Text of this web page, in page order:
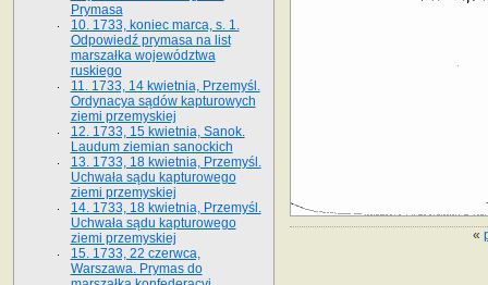
«
Prymasa
10. 1733, koniec marca, s. 1.
Odpowiedź prymasa na list
marszałka województwa
ruskiego
11. 1733, 14 kwietnia, Przemyśl.
Ordynacya sądów kapturowych
ziemi przemyskiej
12. 1733, 15 kwietnia, Sanok.
Laudum ziemian sanockich
13. 1733, 18 kwietnia, Przemyśl.
Uchwała sądu kapturowego
ziemi przemyskiej
14. 1733, 18 kwietnia, Przemyśl.
Uchwała sądu kapturowego
ziemi przemyskiej
15. 1733, 22 czerwca,
Warszawa. Prymas do